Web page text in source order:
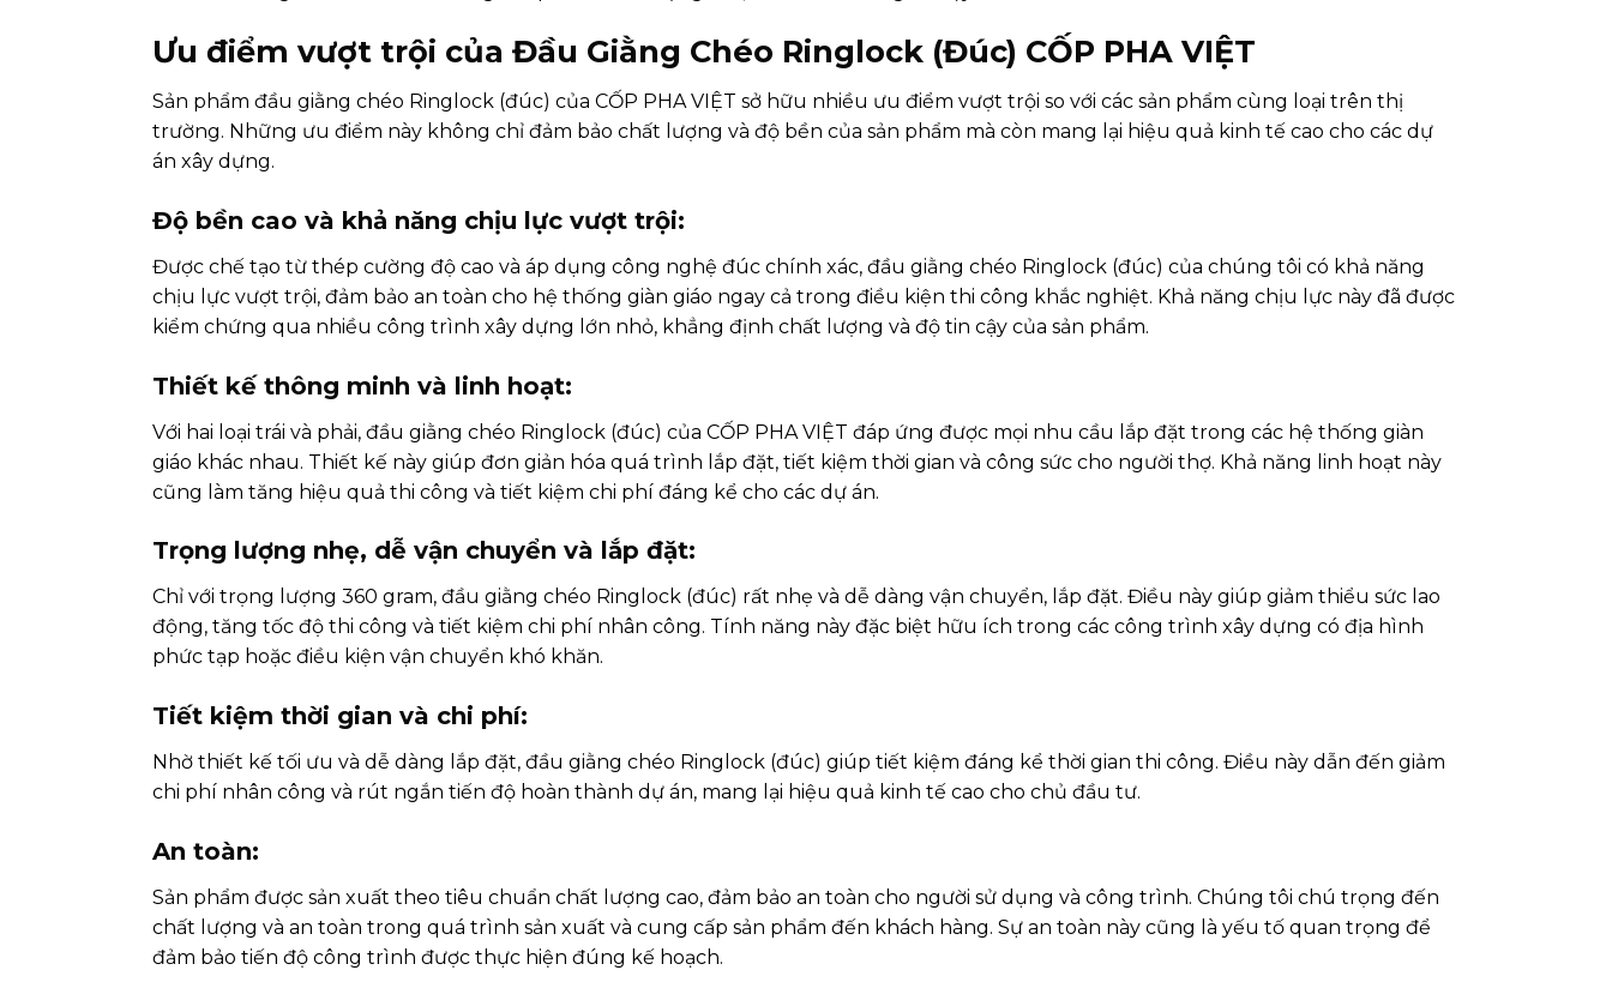
Ưu điểm vượt trội của Đầu Giằng Chéo Ringlock (Đúc) CỐP PHA VIỆT
Sản phẩm đầu giằng chéo Ringlock (đúc) của CỐP PHA VIỆT sở hữu nhiều ưu điểm vượt trội so với các sản phẩm cùng loại trên thị
trường. Những ưu điểm này không chỉ đảm bảo chất lượng và độ bền của sản phẩm mà còn mang lại hiệu quả kinh tế cao cho các dự
án xây dựng.
Độ bền cao và khả năng chịu lực vượt trội:
Được chế tạo từ thép cường độ cao và áp dụng công nghệ đúc chính xác, đầu giằng chéo Ringlock (đúc) của chúng tôi có khả năng
chịu lực vượt trội, đảm bảo an toàn cho hệ thống giàn giáo ngay cả trong điều kiện thi công khắc nghiệt. Khả năng chịu lực này đã được
kiểm chứng qua nhiều công trình xây dựng lớn nhỏ, khẳng định chất lượng và độ tin cậy của sản phẩm.
Thiết kế thông minh và linh hoạt:
Với hai loại trái và phải, đầu giằng chéo Ringlock (đúc) của CỐP PHA VIỆT đáp ứng được mọi nhu cầu lắp đặt trong các hệ thống giàn
giáo khác nhau. Thiết kế này giúp đơn giản hóa quá trình lắp đặt, tiết kiệm thời gian và công sức cho người thợ. Khả năng linh hoạt này
cũng làm tăng hiệu quả thi công và tiết kiệm chi phí đáng kể cho các dự án.
Trọng lượng nhẹ, dễ vận chuyển và lắp đặt:
Chỉ với trọng lượng 360 gram, đầu giằng chéo Ringlock (đúc) rất nhẹ và dễ dàng vận chuyển, lắp đặt. Điều này giúp giảm thiểu sức lao
động, tăng tốc độ thi công và tiết kiệm chi phí nhân công. Tính năng này đặc biệt hữu ích trong các công trình xây dựng có địa hình
phức tạp hoặc điều kiện vận chuyển khó khăn.
Tiết kiệm thời gian và chi phí:
Nhờ thiết kế tối ưu và dễ dàng lắp đặt, đầu giằng chéo Ringlock (đúc) giúp tiết kiệm đáng kể thời gian thi công. Điều này dẫn đến giảm
chi phí nhân công và rút ngắn tiến độ hoàn thành dự án, mang lại hiệu quả kinh tế cao cho chủ đầu tư.
An toàn:
Sản phẩm được sản xuất theo tiêu chuẩn chất lượng cao, đảm bảo an toàn cho người sử dụng và công trình. Chúng tôi chú trọng đến
chất lượng và an toàn trong quá trình sản xuất và cung cấp sản phẩm đến khách hàng. Sự an toàn này cũng là yếu tố quan trọng để
đảm bảo tiến độ công trình được thực hiện đúng kế hoạch.